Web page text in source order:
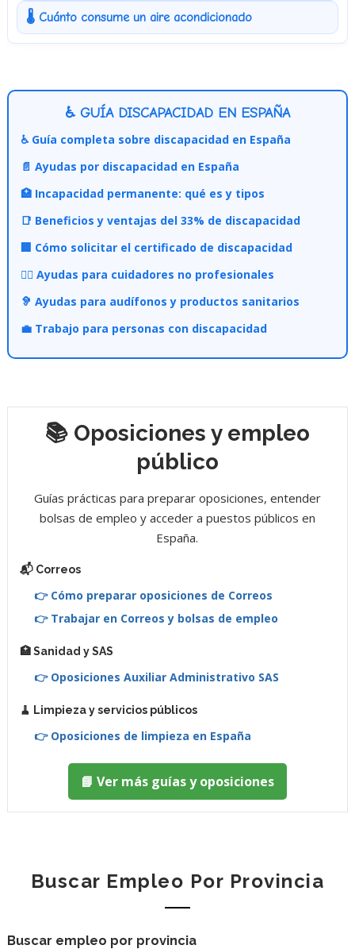
🌡️ Cuánto consume un aire acondicionado
♿ GUÍA DISCAPACIDAD EN ESPAÑA
♿ Guía completa sobre discapacidad en España
📄 Ayudas por discapacidad en España
🏥 Incapacidad permanente: qué es y tipos
📑 Beneficios y ventajas del 33% de discapacidad
🏢 Cómo solicitar el certificado de discapacidad
👩‍⚕️ Ayudas para cuidadores no profesionales
🦻 Ayudas para audífonos y productos sanitarios
💼 Trabajo para personas con discapacidad
📚 Oposiciones y empleo
público
Guías prácticas para preparar oposiciones, entender
bolsas de empleo y acceder a puestos públicos en
España.
📬 Correos
👉 Cómo preparar oposiciones de Correos
👉 Trabajar en Correos y bolsas de empleo
🏥 Sanidad y SAS
👉 Oposiciones Auxiliar Administrativo SAS
🧹 Limpieza y servicios públicos
👉 Oposiciones de limpieza en España
📘 Ver más guías y oposiciones
Buscar Empleo Por Provincia
Buscar empleo por provincia